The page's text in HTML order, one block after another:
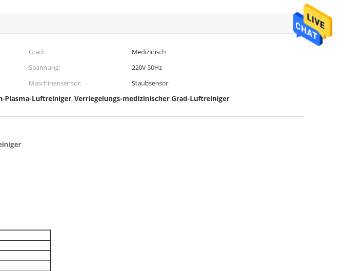
Grad:
Medizinisch
Spannung:
220V 50Hz
Maschinensensor:
Staubsensor
Plasma-Luftreiniger,Verriegelungs-medizinischer Grad-Luftreiniger